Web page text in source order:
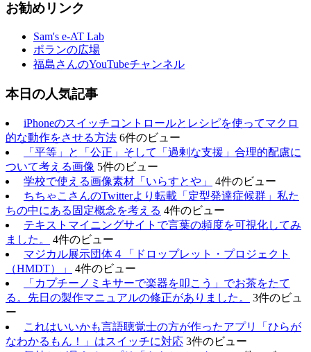
お勧めリンク
Sam's e-AT Lab
ポランの広場
福島さんのYouTubeチャンネル
本日の人気記事
iPhoneのスイッチコントロールとレシピを使ってマクロ
的な動作をさせる方法 6件のビュー
「平等」と「公正」そして「過剰な支援」合理的配慮に
ついて考える画像 5件のビュー
学校で使える画像素材「いらすとや」
4件のビュー
ちちゃこさんのTwitterより転載「定型発達症候群」私た
ちの中にある固定概念を考える 4件のビュー
テキストマイニングサイトで言葉の頻度を可視化してみ
ました。
4件のビュー
マジカル展示団体４「ドロップレット・プロジェクト
（HMDT）」
4件のビュー
「カプチーノミキサーで楽器を叩こう」でお茶をたて
る。先日の製作マニュアルの修正がありました。
3件のビュ
ー
これはいいかも言語聴覚士の方が作ったアプリ「ひらが
なわかるもん！」はスイッチに対応 3件のビュー